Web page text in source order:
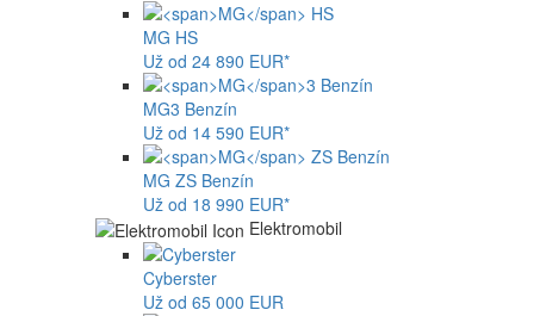
MG HS
Už od 24 890 EUR*
MG3 Benzín
Už od 14 590 EUR*
MG ZS Benzín
Už od 18 990 EUR*
Elektromobil
Cyberster
Už od 65 000 EUR